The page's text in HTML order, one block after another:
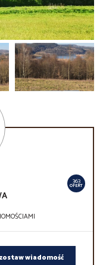
363
OFERT
zostaw wiadomość